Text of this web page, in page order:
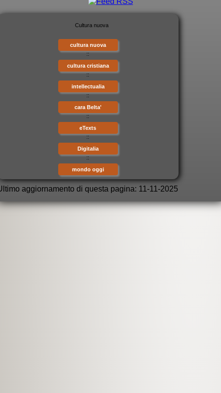
cultura nuova
::
cultura cristiana
::
intellectualia
::
cara Belta'
::
eTexts
::
Digitalia
::
mondo oggi
aggiornamento di questa pagina: 11-11-2025